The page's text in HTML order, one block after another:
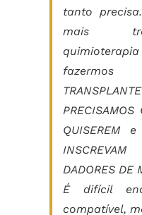
tanto
mais
QUISEREM
DADORES DE
É difícil
compatível,